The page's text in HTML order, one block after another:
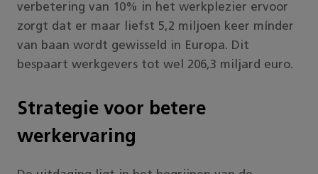
verbetering van 10% in het werkplezier ervoor
zorgt dat er maar liefst 5,2 miljoen keer mínder
van baan wordt gewisseld in Europa. Dit
bespaart werkgevers tot wel 206,3 miljard euro.
Strategie voor betere
werkervaring